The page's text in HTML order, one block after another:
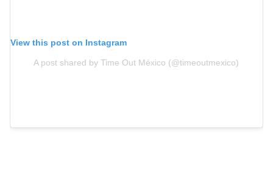
View this post on Instagram
A post shared by Time Out México (@timeoutmexico)